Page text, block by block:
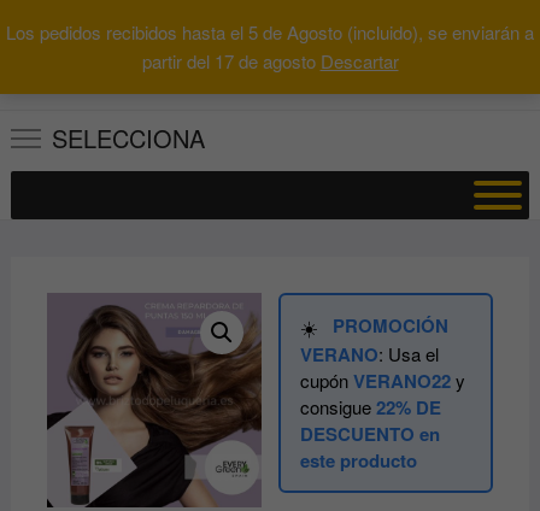
Los pedidos recibidos hasta el 5 de Agosto (incluido), se enviarán a
partir del 17 de agosto Descartar
al
Buscar
0 Total
SELECCIONA
☀️
PROMOCIÓN
VERANO: Usa el
cupónVERANO22y
consigue22% DE
DESCUENTO en
este producto